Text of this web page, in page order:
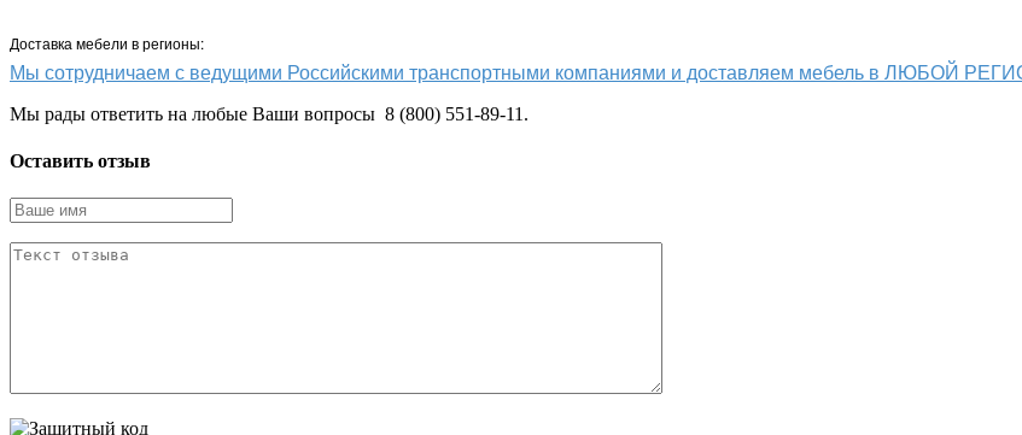
Доставка мебели в регионы:
Мы сотрудничаем с ведущими Российскими транспортными компаниями и доставляем мебель в ЛЮБОЙ
Мы рады ответить на любые Ваши вопросы 8 (800) 551-89-11.
Оставить отзыв